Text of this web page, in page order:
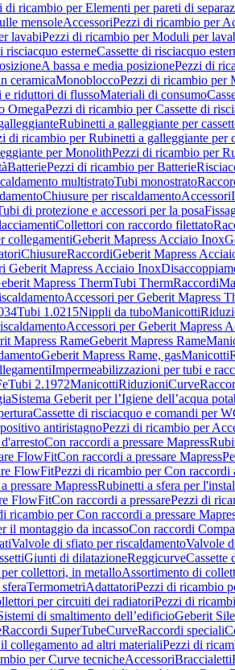
di ricambio per Elementi per pareti di
mensoleAccessoriPezzi di ricambio per
lavabiPezzi di ricambio per Moduli per
risciacquo esterneCassette di risciacquo
A bassa e media posizionePezzi di
ceramicaMonobloccoPezzi di ricambio per
riduttori di flussoMateriali di consumo
OmegaPezzi di ricambio per Cassette di
Rubinetti a galleggiante per
di ricambio per Rubinetti a galleggiante per
per MonolithPezzi di ricambio per
BatteriePezzi di ricambio per Batterie
multistratoTubi monostrato
Chiusure per riscaldamentoAccessori
di protezione e accessori per la posa
Collettori con raccordo filettato
collegamentiGeberit Mapress Acciaio Inox
ChiusureRaccordiGeberit Mapress
Geberit Mapress Acciaio Inox
Mapress ThermTubi ThermRaccordi
Accessori per Geberit Mapress
Tubi 1.0215Nippli da tuboManicotti
Accessori per Geberit Mapress
Mapress RameGeberit Mapress Rame
Geberit Mapress Rame, gasManicotti
Impermeabilizzazioni per tubi e
Tubi 2.1972ManicottiRiduzioniCurve
Sistema Geberit per l’Igiene dell’acqua
Cassette di risciacquo e comandi per
antiristagnoPezzi di ricambio per
Con raccordi a pressare Mapress
FlowFitCon raccordi a pressare Mapress
FlowFitPezzi di ricambio per Con raccordi
pressare MapressRubinetti a sfera per
FlowFitCon raccordi a pressarePezzi di
ricambio per Con raccordi a pressare
il montaggio da incassoCon raccordi
Valvole di sfiato per riscaldamentoValvole
Giunti di dilatazioneReggicurveCassette
collettori, in metalloAssortimento di
TermometriAdattatoriPezzi di ricambio
per circuiti dei radiatoriPezzi di
di smaltimento dell’edificioGeberit
Raccordi SuperTubeCurveRaccordi speciali
collegamento ad altri materialiPezzi di
per Curve tecnicheAccessoriBraccialetti